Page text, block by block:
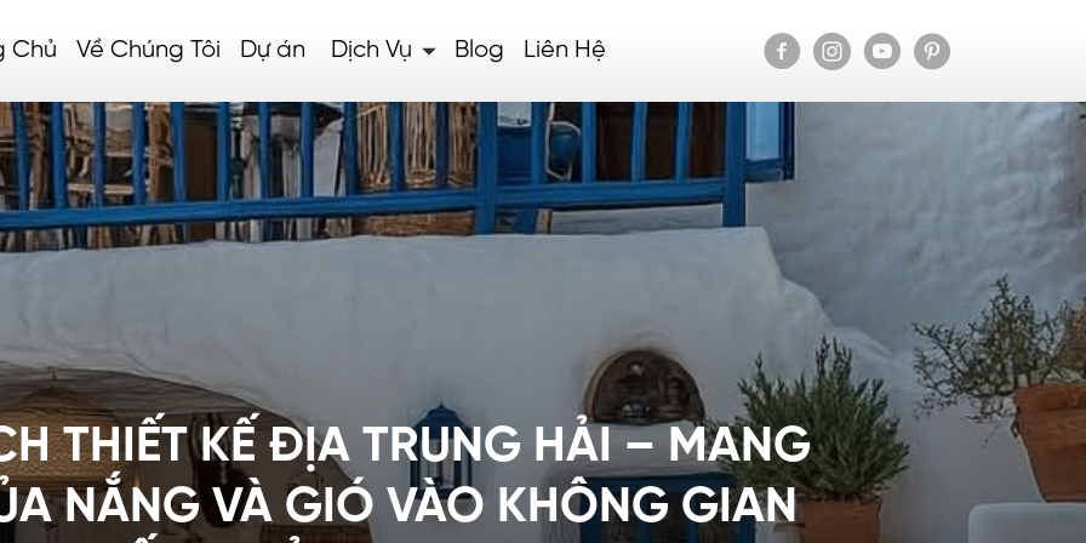
Chủ Về Chúng Tôi Dự án Dịch Vụ Blog Liên Hệ
THIẾT KẾ ĐỊA TRUNG HẢI – MANG
NẮNG VÀ GIÓ VÀO KHÔNG GIAN